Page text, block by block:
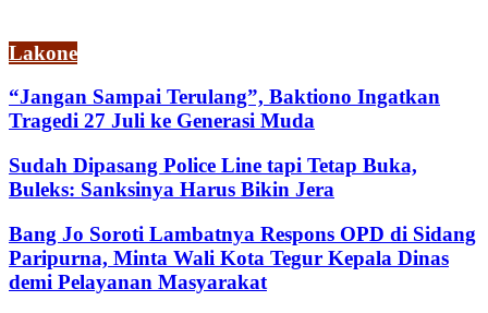
Lakone
“Jangan Sampai Terulang”, Baktiono Ingatkan
Tragedi 27 Juli ke Generasi Muda
Sudah Dipasang Police Line tapi Tetap Buka,
Buleks: Sanksinya Harus Bikin Jera
Bang Jo Soroti Lambatnya Respons OPD di Sidang
Paripurna, Minta Wali Kota Tegur Kepala Dinas
demi Pelayanan Masyarakat